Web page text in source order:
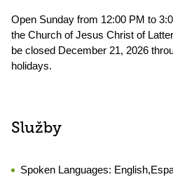
Open Sunday from 12:00 PM to
the Church of Jesus Christ of
be closed December 21, 2026
holidays.
Služby
Spoken Languages: